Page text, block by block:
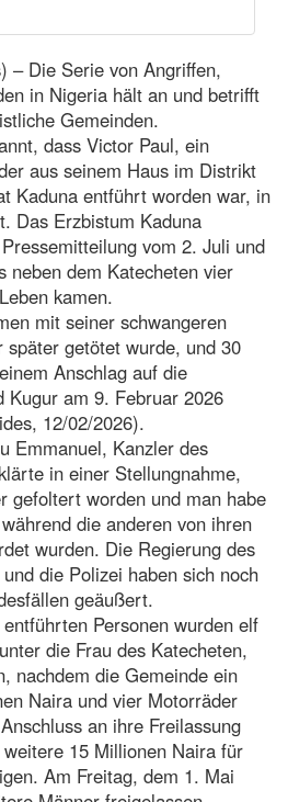
– Die Serie von Angriffen,
in Nigeria hält an und betrifft
Gemeinden.
dass Victor Paul, ein
aus seinem Haus im Distrikt
Kaduna entführt worden war, in
Das Erzbistum Kaduna
vom 2. Juli und
neben dem Katecheten vier
kamen.
mit seiner schwangeren
später getötet wurde, und 30
Anschlag auf die
Kugur am 9. Februar 2026
12/02/2026).
Emmanuel, Kanzler des
in einer Stellungnahme,
gefoltert worden und man habe
die anderen von ihren
wurden. Die Regierung des
die Polizei haben sich noch
geäußert.
Personen wurden elf
die Frau des Katecheten,
nachdem die Gemeinde ein
Naira und vier Motorräder
an ihre Freilassung
15 Millionen Naira für
Am Freitag, dem 1. Mai